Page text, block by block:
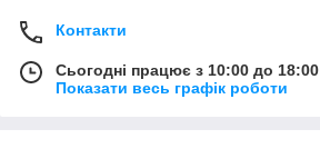
Контакти
Сьогодні працює з 10:00 до 18:00
Показати весь графік роботи